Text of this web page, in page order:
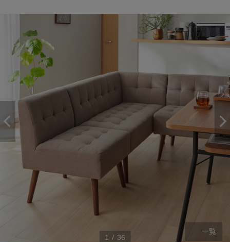
1 / 36
一覧